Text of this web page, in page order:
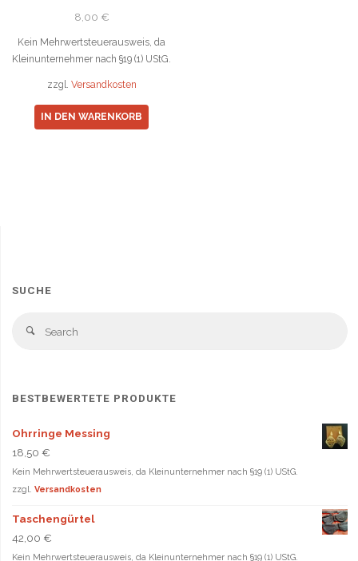
8,00 €
Kein Mehrwertsteuerausweis, da
Kleinunternehmer nach §19 (1) UStG.
zzgl. Versandkosten
IN DEN WARENKORB
SUCHE
Search
BESTBEWERTETE PRODUKTE
Ohrringe Messing
18,50 €
Kein Mehrwertsteuerausweis, da Kleinunternehmer nach §19 (1) UStG.
zzgl. Versandkosten
Taschengürtel
42,00 €
Kein Mehrwertsteuerausweis, da Kleinunternehmer nach §19 (1) UStG.